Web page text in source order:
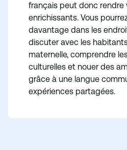
français peut donc rendre
enrichissants. Vous
davantage dans les
discuter avec les
maternelle, comprendre
culturelles et nouer des
grâce à une langue
expériences partagées.